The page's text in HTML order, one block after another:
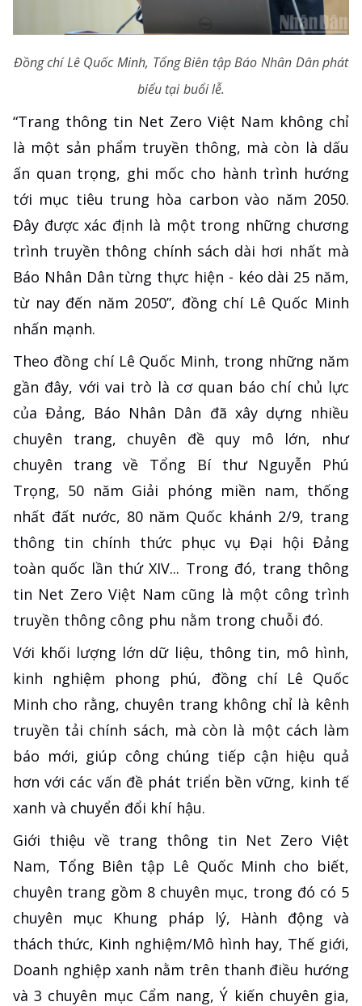
Đồng chí Lê Quốc Minh, Tổng Biên tập Báo Nhân Dân phát
biểu tại buổi lễ.
“Trang thông tin Net Zero Việt Nam không chỉ
là một sản phẩm truyền thông, mà còn là dấu
ấn quan trọng, ghi mốc cho hành trình hướng
tới mục tiêu trung hòa carbon vào năm 2050.
Đây được xác định là một trong những chương
trình truyền thông chính sách dài hơi nhất mà
Báo Nhân Dân từng thực hiện - kéo dài 25 năm,
từ nay đến năm 2050”, đồng chí Lê Quốc Minh
nhấn mạnh.
Theo đồng chí Lê Quốc Minh, trong những năm
gần đây, với vai trò là cơ quan báo chí chủ lực
của Đảng, Báo Nhân Dân đã xây dựng nhiều
chuyên trang, chuyên đề quy mô lớn, như
chuyên trang về Tổng Bí thư Nguyễn Phú
Trọng, 50 năm Giải phóng miền nam, thống
nhất đất nước, 80 năm Quốc khánh 2/9, trang
thông tin chính thức phục vụ Đại hội Đảng
toàn quốc lần thứ XIV... Trong đó, trang thông
tin Net Zero Việt Nam cũng là một công trình
truyền thông công phu nằm trong chuỗi đó.
Với khối lượng lớn dữ liệu, thông tin, mô hình,
kinh nghiệm phong phú, đồng chí Lê Quốc
Minh cho rằng, chuyên trang không chỉ là kênh
truyền tải chính sách, mà còn là một cách làm
báo mới, giúp công chúng tiếp cận hiệu quả
hơn với các vấn đề phát triển bền vững, kinh tế
xanh và chuyển đổi khí hậu.
Giới thiệu về trang thông tin Net Zero Việt
Nam, Tổng Biên tập Lê Quốc Minh cho biết,
chuyên trang gồm 8 chuyên mục, trong đó có 5
chuyên mục Khung pháp lý, Hành động và
thách thức, Kinh nghiệm/Mô hình hay, Thế giới,
Doanh nghiệp xanh nằm trên thanh điều hướng
và 3 chuyên mục Cẩm nang, Ý kiến chuyên gia,